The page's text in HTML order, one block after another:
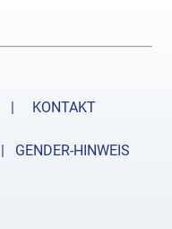
|
KONTAKT
GENDER-HINWEIS